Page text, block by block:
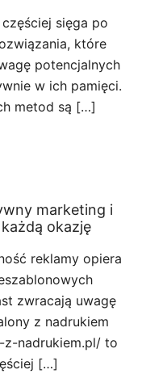
sięga po
które
potencjalnych
w ich pamięci.
metod są […]
marketing i
okazję
reklamy opiera
zwracają uwagę
z nadrukiem
nadrukiem.pl/ to
[…]